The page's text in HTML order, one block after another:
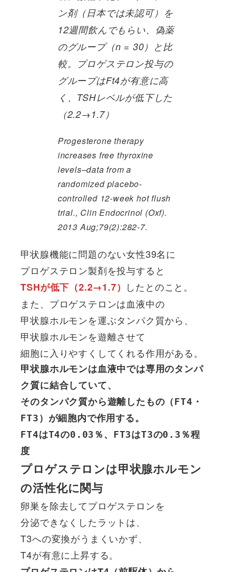
ン剤（日本では未認可）を
12週間飲んでもらい、偽薬
のグループ（n = 30）と比
較。プロゲステロン投与の
グループはFt4が有意に高
く、TSHレベルが低下した
（2.2→1.7）
Progesterone therapy
increases free thyroxine
levels–data from a
randomized placebo-
controlled 12-week hot flush
trial., Clin Endocrinol (Oxf).
2013 Aug;79(2):282-7.
甲状腺機能に問題のない女性39名に
プロゲステロン製剤を投与すると
TSHが低下（2.2→1.7） したとのこと。
また、プロゲステロンは血液中の
甲状腺ホルモンを運ぶタンパク質から、
甲状腺ホルモンを遊離させて
細胞に入りやすくしてくれる作用がある。
甲状腺ホルモンは血液中では専用のタンパ
ク質に結合していて、
そのタンパク質から遊離したもの（FT4・
FT3）が細胞内で作用する。
FT4はT4の0.03％、FT3はT3の0.3％程
度
プロゲステロンは甲状腺ホルモン
の活性化に関与
卵巣を除去してプロゲステロンを
分泌できなくしたラットは、
T3への変換がうまくいかず、
T4が有意に上昇する。